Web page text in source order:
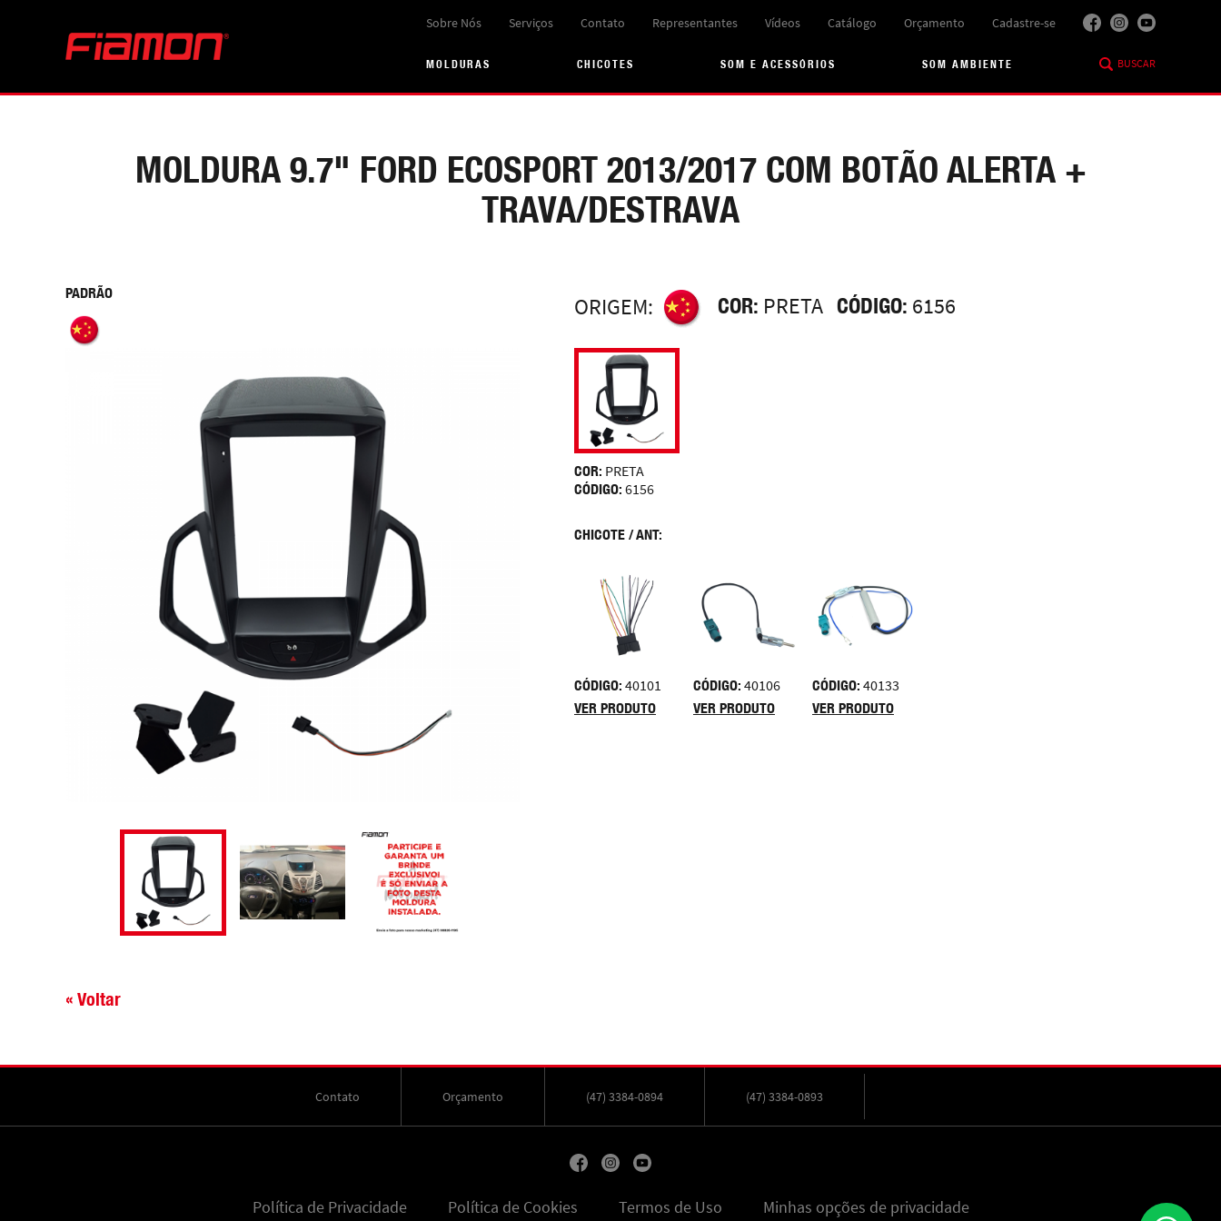
Sobre Nós Serviços Contato Representantes Vídeos Catálogo Orçamento Cadastre-se
MOLDURAS CHICOTES SOM E ACESSÓRIOS SOM AMBIENTE BUSCAR
MOLDURA 9.7" FORD ECOSPORT 2013/2017 COM BOTÃO ALERTA +
TRAVA/DESTRAVA
PADRÃO
ORIGEM: COR: PRETA CÓDIGO: 6156
COR: PRETA
CÓDIGO: 6156
CHICOTE / ANT:
CÓDIGO: 40101
VER PRODUTO
CÓDIGO: 40106
VER PRODUTO
CÓDIGO: 40133
VER PRODUTO
« Voltar
Contato Orçamento (47) 3384-0894 (47) 3384-0893
Política de Privacidade Política de Cookies Termos de Uso Minhas opções de privacidade